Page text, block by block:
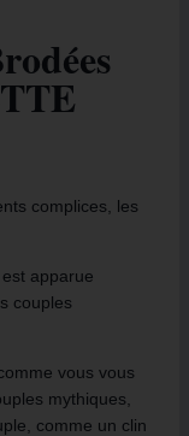
complices, les
apparue
couples
vous vous
mythiques,
comme un clin